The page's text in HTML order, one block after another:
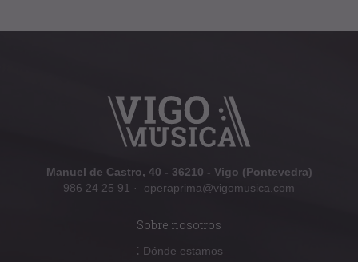
Manuel de Castro, 40 - 36210 - Vigo (Pontevedra)
986 24 25 91 · operaprima@vigomusica.com
Sobre nosotros
: Dónde estamos